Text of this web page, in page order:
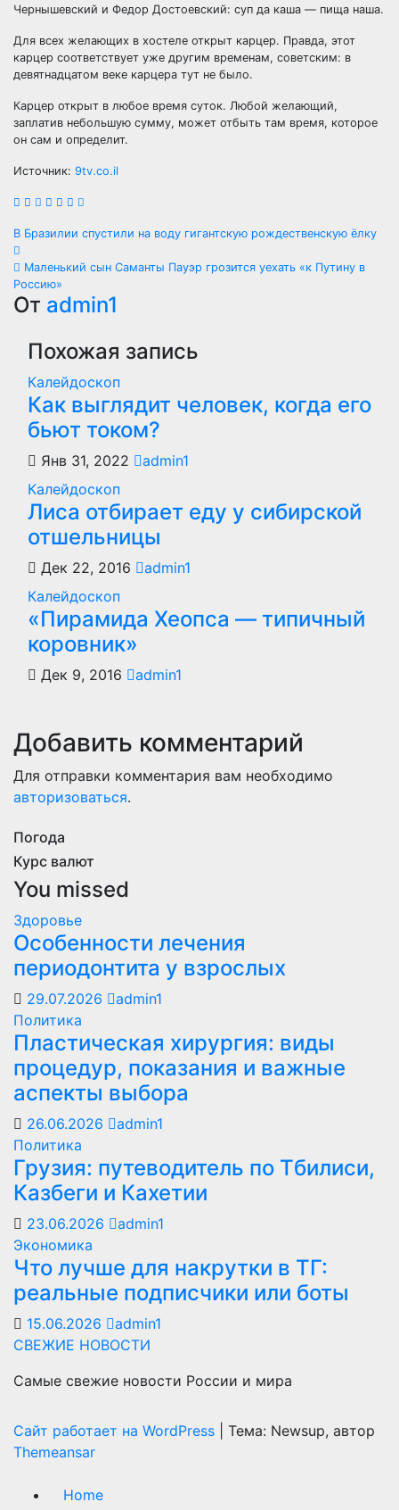
Чернышевский и Федор Достоевский: суп да каша — пища наша.
Для всех желающих в хостеле открыт карцер. Правда, этот
карцер соответствует уже другим временам, советским: в
девятнадцатом веке карцера тут не было.
Карцер открыт в любое время суток. Любой желающий,
заплатив небольшую сумму, может отбыть там время, которое
он сам и определит.
Источник: 9tv.co.il
Навигация
по
записям
В Бразилии спустили на воду гигантскую рождественскую ёлку
Маленький сын Саманты Пауэр грозится уехать «к Путину в
Россию»
От admin1
Похожая запись
Калейдоскоп
Как выглядит человек, когда его
бьют током?
Янв 31, 2022
admin1
Калейдоскоп
Лиса отбирает еду у сибирской
отшельницы
Дек 22, 2016
admin1
Калейдоскоп
«Пирамида Хеопса — типичный
коровник»
Дек 9, 2016 admin1
Добавить комментарий
Для отправки комментария вам необходимо
авторизоваться.
Погода
Курс валют
You missed
Здоровье
Особенности лечения
периодонтита у взрослых
29.07.2026
admin1
Политика
Пластическая хирургия: виды
процедур, показания и важные
аспекты выбора
26.06.2026
admin1
Политика
Грузия: путеводитель по Тбилиси,
Казбеги и Кахетии
23.06.2026
admin1
Экономика
Что лучше для накрутки в ТГ:
реальные подписчики или боты
15.06.2026
admin1
СВЕЖИЕ НОВОСТИ
Самые свежие новости России и мира
Сайт работает на WordPress
Тема: Newsup, автор
Themeansar
Home